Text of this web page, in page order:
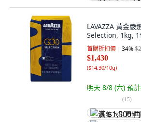
LAVAZZA 黃金嚴
Selection, 1kg, 1
首購折扣價 34%
$1,430
($14.30/10g)
明天 8/8 (六) 預
(15)
满 $1,500 再省